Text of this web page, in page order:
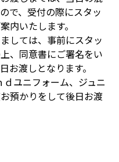
で、受付の際にスタッ
内いたします。
しては、事前にスタッ
、同意書にご署名をい
お渡しとなります。
ユニフォーム、ジュニ
預かりをして後日お渡